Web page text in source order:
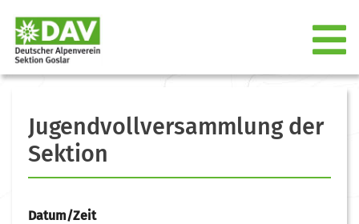
Jugendvollversammlung der
Sektion
Datum/Zeit